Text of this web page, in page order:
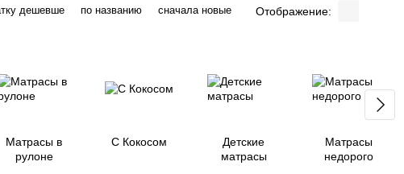
дешевше по названию сначала новые Отображение:
Матрасы в
рулоне
С Кокосом
Детские
матрасы
Матрасы
недорого